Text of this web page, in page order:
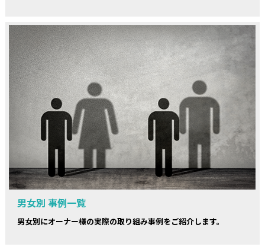
男女別 事例一覧
男女別にオーナー様の実際の取り組み事例をご紹介します。